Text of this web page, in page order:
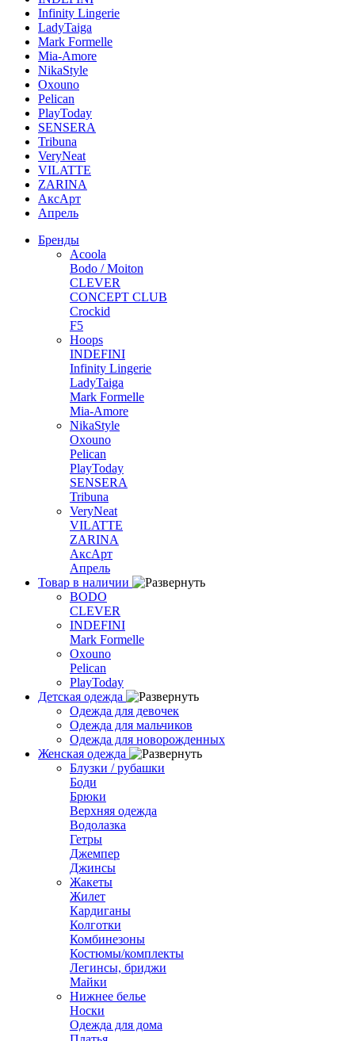
Infinity Lingerie
LadyTaiga
Mark Formelle
Mia-Amore
NikaStyle
Oxouno
Pelican
PlayToday
SENSERA
Tribuna
VeryNeat
VILATTE
ZARINA
АксАрт
Апрель
Бренды
Acoola
Bodo / Moiton
CLEVER
CONCEPT CLUB
Crockid
F5
Hoops
INDEFINI
Infinity Lingerie
LadyTaiga
Mark Formelle
Mia-Amore
NikaStyle
Oxouno
Pelican
PlayToday
SENSERA
Tribuna
VeryNeat
VILATTE
ZARINA
АксАрт
Апрель
Товар в наличии
BODO
CLEVER
INDEFINI
Mark Formelle
Oxouno
Pelican
PlayToday
Детская одежда
Одежда для девочек
Одежда для мальчиков
Одежда для новорожденных
Женская одежда
Блузки / рубашки
Боди
Брюки
Верхняя одежда
Водолазка
Гетры
Джемпер
Джинсы
Жакеты
Жилет
Кардиганы
Колготки
Комбинезоны
Костюмы/комплекты
Легинсы, бриджи
Майки
Нижнее белье
Носки
Одежда для дома